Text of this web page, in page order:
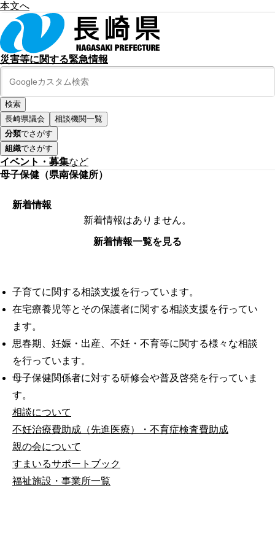
本文へ
災害等に関する緊急情報
長崎県議会
相談機関一覧
分類でさがす
組織でさがす
イベント・募集など
母子保健（県南保健所）
新着情報
新着情報はありません。
新着情報一覧を見る
子育てに関する相談支援を行っています。
在宅療養児等とその保護者に関する相談支援を行ってい
ます。
思春期、妊娠・出産、不妊・不育等に関する様々な相談
を行っています。
母子保健関係者に対する研修会や普及啓発を行っていま
す。
相談について
不妊治療費助成（先進医療）・不育症検査費助成
親の会について
すまいるサポートブック
福祉施設・事業所一覧